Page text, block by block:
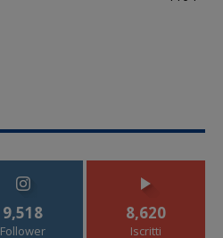
9,518
Follower
8,620
Iscritti